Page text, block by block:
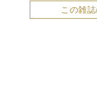
この雑